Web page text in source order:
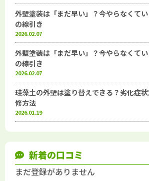
外壁塗装は「まだ早い」？今やらなくて
の線引き
2026.02.07
外壁塗装は「まだ早い」？今やらなくて
の線引き
2026.02.07
珪藻土の外壁は塗り替えできる？劣化症
修方法
2026.01.19
新着の口コミ
まだ登録がありません